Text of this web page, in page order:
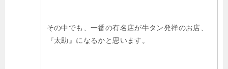
その中でも、一番の有名店が牛タン発祥のお店、
『太助』になるかと思います。